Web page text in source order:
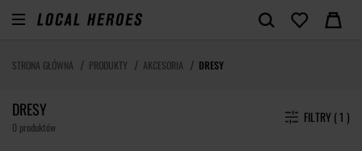
STRONA GŁÓWNA PRODUKTY AKCESORIA DRESY
DRESY
0 produktów
FILTRY ( 1 )